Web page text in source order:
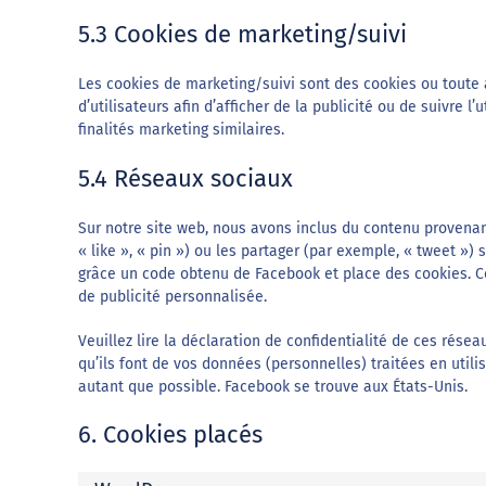
5.3 Cookies de marketing/suivi
Les cookies de marketing/suivi sont des cookies ou
d’utilisateurs afin d’afficher de la publicité ou de suivre
finalités marketing similaires.
5.4 Réseaux sociaux
Sur notre site web, nous avons inclus du contenu
« like », « pin ») ou les partager (par exemple, « tweet »)
grâce un code obtenu de Facebook et place des
de publicité personnalisée.
Veuillez lire la déclaration de confidentialité de ces
qu’ils font de vos données (personnelles) traitées en
autant que possible. Facebook se trouve aux États-Unis.
6. Cookies placés